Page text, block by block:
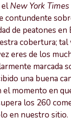
elNew York Times
contundente
de peatones en
cobertura;
eres de los
marcada
una buena
el momento en
los 260
en nuestro sitio.